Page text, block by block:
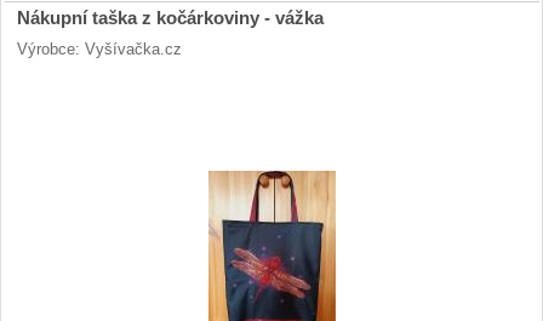
Nákupní taška z kočárkoviny - vážka
Výrobce: Vyšívačka.cz